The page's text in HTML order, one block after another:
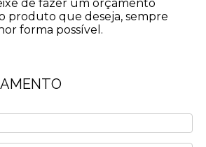
de fazer um orçamento
produto que deseja, sempre
forma possível.